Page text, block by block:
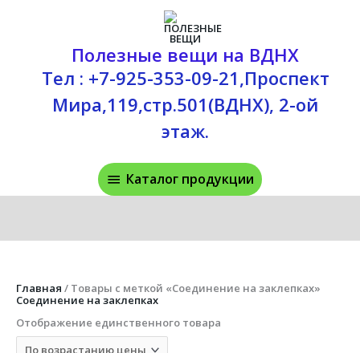
Полезные вещи на ВДНХ
Тел : +7-925-353-09-21,Проспект
Мира,119,стр.501(ВДНХ), 2-ой
этаж.
Каталог
продукции
Каталог продукции
Главная / Товары с меткой «Соединение на заклепках»
Соединение на заклепках
Отображение единственного товара